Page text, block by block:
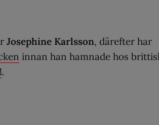
Josephine Karlsson, därefter har
innan han hamnade hos
.